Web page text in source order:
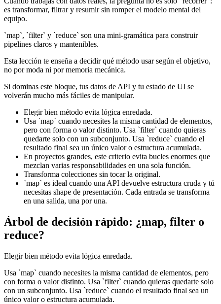
es transformar, filtrar y resumir sin romper el modelo mental del
equipo.
`map`, `filter` y `reduce` son una mini-gramática para construir
pipelines claros y mantenibles.
Esta lección te enseña a decidir qué método usar según el objetivo,
no por moda ni por memoria mecánica.
Si dominas este bloque, tus datos de API y tu estado de UI se
volverán mucho más fáciles de manipular.
Elegir bien método evita lógica enredada.
Usa `map` cuando necesites la misma cantidad de elementos,
pero con forma o valor distinto. Usa `filter` cuando quieras
quedarte solo con un subconjunto. Usa `reduce` cuando el
resultado final sea un único valor o estructura acumulada.
En proyectos grandes, este criterio evita bucles enormes que
mezclan varias responsabilidades en una sola función.
Transforma colecciones sin tocar la original.
`map` es ideal cuando una API devuelve estructura cruda y tú
necesitas shape de presentación. Cada entrada se transforma
en una salida, una por una.
Árbol de decisión rápido: ¿map, filter o
reduce?
Elegir bien método evita lógica enredada.
Usa `map` cuando necesites la misma cantidad de elementos, pero
con forma o valor distinto. Usa `filter` cuando quieras quedarte solo
con un subconjunto. Usa `reduce` cuando el resultado final sea un
único valor o estructura acumulada.